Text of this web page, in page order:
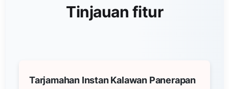
Tinjauan fitur
Tarjamahan Instan Kalawan Panerapan